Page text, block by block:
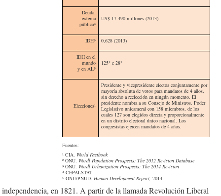
Deuda
externa
pública⁴
US$ 17.490 millones (2013)
IDH⁵ 0,628 (2013)
IDH en el
mundo
y en AL⁵
125° e 28°
Elecciones¹
Presidente y vicepresidente electos conjuntamente por
mayoría absoluta de votos para mandatos de 4 años,
sin derecho a reelección en ningún momento. El
presidente nombra a su Consejo de Ministros. Poder
Legislativo unicameral con 158 miembros, de los
cuales 127 son elegidos directa y proporcionalmente
en un distrito electoral único nacional. Los
congresistas ejercen mandatos de 4 años.
Fuentes:
¹ CIA. World Factbook
² ONU. Wordl Population Prospects: The 2012 Revision Database
³ONU. Wordl Urbanization Prospects: The 2014 Revision
⁴ CEPALSTAT
⁵ ONU/PNUD.Human Development Report,2014
independencia, en 1821. A partir de la llamada Revolución Liberal